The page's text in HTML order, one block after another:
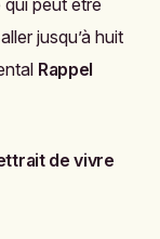
jusqu’à huit
Rappel
de vivre